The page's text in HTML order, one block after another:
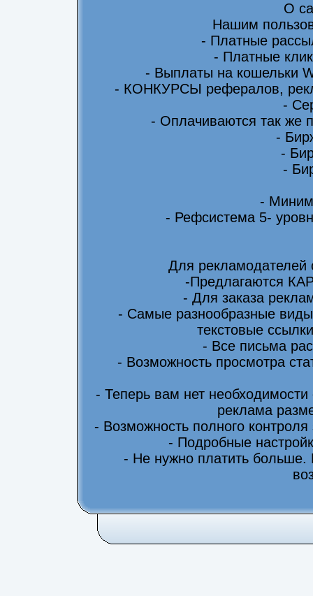
О
Нашим
- Платные
- Платные
- Выплаты на кошельки
- КОНКУРСЫ рефералов,
-
- Оплачиваются так же
-
-
-
-
- Рефсистема 5-
Для
-Предлагаются
- Для заказа
- Самые разнообразные
текстовые
- Все письма
- Возможность просмотра
- Теперь вам нет
реклама
- Возможность полного
- Подробные
- Не нужно платить больше.